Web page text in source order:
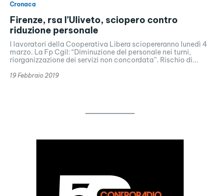
Cronaca
Firenze, rsa l’Uliveto, sciopero contro
riduzione personale
I lavoratori della Cooperativa Libera sciopereranno lunedì 4
marzo. La Fp Cgil: “Diminuzione del personale nei turni,
riorganizzazione dei servizi non concordata”. Rischio di...
19 Febbraio 2019